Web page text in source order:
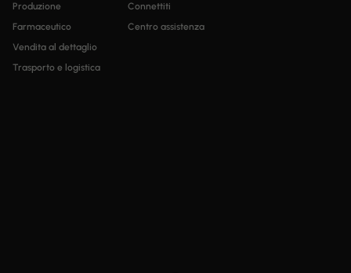
Produzione
Farmaceutico
Vendita al dettaglio
Trasporto e logistica
Connettiti
Centro assistenza